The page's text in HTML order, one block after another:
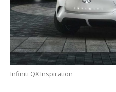
Infiniti QX Inspiration